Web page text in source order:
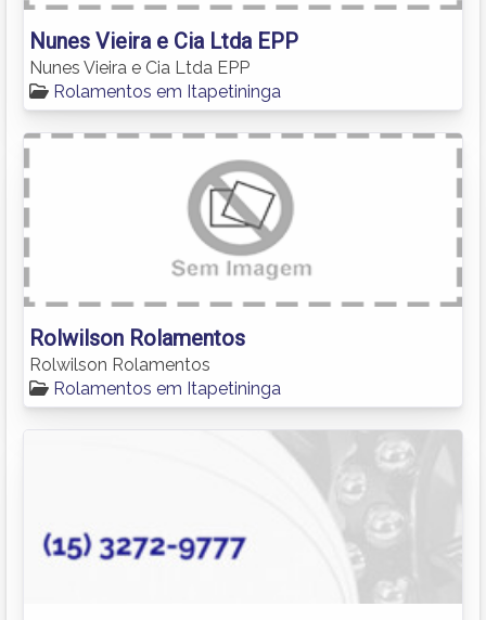
Nunes Vieira e Cia Ltda EPP
Nunes Vieira e Cia Ltda EPP
Rolamentos em Itapetininga
Rolwilson Rolamentos
Rolwilson Rolamentos
Rolamentos em Itapetininga